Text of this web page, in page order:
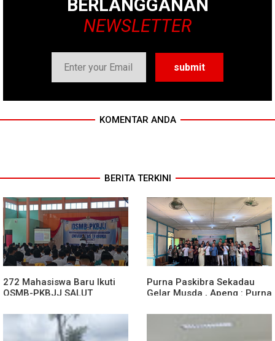
BERLANGGANAN
NEWSLETTER
KOMENTAR ANDA
BERITA TERKINI
272 Mahasiswa Baru Ikuti
OSMB-PKBJJ SALUT
Purna Paskibra Sekadau
Gelar Musda , Apeng : Purna
Agen Terdepan Menjaga
Persatuan Dan Kesatuan